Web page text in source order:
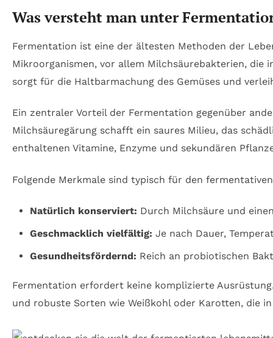
Was versteht man unter
Fermentation ist eine der ältesten Methoden der
Mikroorganismen, vor allem Milchsäurebakterien, die
sorgt für die Haltbarmachung des Gemüses und
Ein zentraler Vorteil der Fermentation gegenüber
Milchsäuregärung schafft ein saures Milieu, das
enthaltenen Vitamine, Enzyme und sekundären
Folgende Merkmale sind typisch für den
Natürlich konserviert: Durch Milchsäure und
Geschmacklich vielfältig: Je nach Dauer,
Gesundheitsfördernd: Reich an probiotischen
Fermentation erfordert keine komplizierte
und robuste Sorten wie Weißkohl oder Karotten, die